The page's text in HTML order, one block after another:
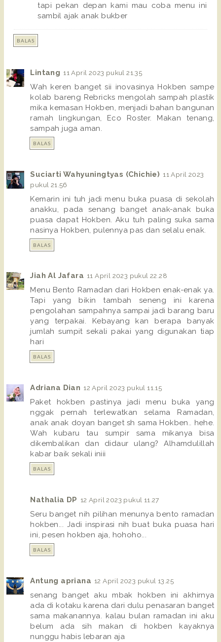
tapi pekan depan kami mau coba menu ini
sambil ajak anak bukber
BALAS
Lintang 11 April 2023 pukul 21.35
Wah keren banget sii inovasinya Hokben sampe
kolab bareng Rebricks mengolah sampah plastik
mika kemasan Hokben, menjadi bahan bangunan
ramah lingkungan, Eco Roster. Makan tenang,
sampah juga aman.
BALAS
Suciarti Wahyuningtyas (Chichie) 11 April 2023
pukul 21.56
Kemarin ini tuh jadi menu buka puasa di sekolah
anakku, pada senang banget anak-anak buka
puasa dapat Hokben. Aku tuh paling suka sama
nasinya Hokben, pulennya pas dan selalu enak.
BALAS
Jiah Al Jafara 11 April 2023 pukul 22.28
Menu Bento Ramadan dari Hokben enak-enak ya.
Tapi yang bikin tambah seneng ini karena
pengolahan sampahnya sampai jadi barang baru
yang terpakai. Kebayang kan berapa banyak
jumlah sumpit sekali pakai yang digunakan tiap
hari
BALAS
Adriana Dian 12 April 2023 pukul 11.15
Paket hokben pastinya jadi menu buka yang
nggak pernah terlewatkan selama Ramadan,
anak anak doyan banget sh sama Hokben.. hehe.
Wah kubaru tau sumpir sama mikanya bisa
dikembalikan dan didaur ulang? Alhamdulillah
kabar baik sekali iniii
BALAS
Nathalia DP 12 April 2023 pukul 11.27
Seru banget nih pilihan menunya bento ramadan
hokben... Jadi inspirasi nih buat buka puasa hari
ini, pesen hokben aja, hohoho...
BALAS
Antung apriana 12 April 2023 pukul 13.25
senang banget aku mbak hokben ini akhirnya
ada di kotaku karena dari dulu penasaran banget
sama makanannya. kalau bulan ramadan ini aku
belum ada sih makan di hokben kayaknya
nunggu habis lebaran aja